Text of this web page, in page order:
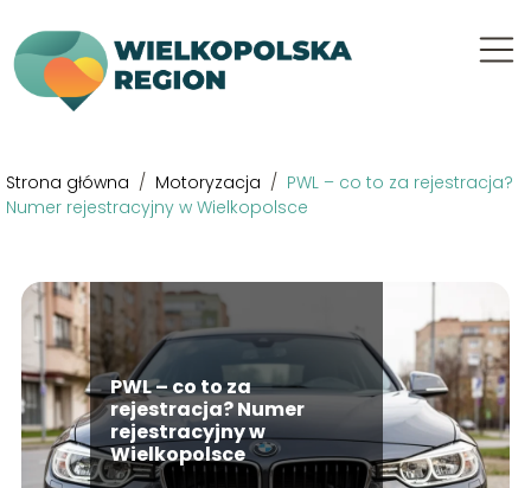
Strona główna / Motoryzacja / PWL – co to za rejestracja?
Numer rejestracyjny w Wielkopolsce
PWL – co to za
rejestracja? Numer
rejestracyjny w
Wielkopolsce